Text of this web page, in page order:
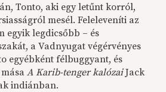
Tonto, aki egy letűnt korról,
mesél. Feleleveníti az
egyik legdicsőbb – és
a Vadnyugat végérvényes
egyébként félbuggyant, és
másaA Karib-tenger kalózaiJack
indiánban.